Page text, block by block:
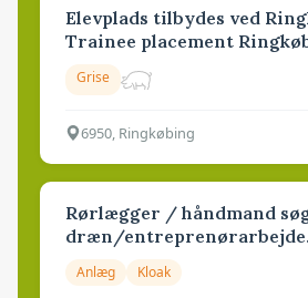
Elevplads tilbydes ved
Trainee placement
Grise
6950, Ringkøbing
Rørlægger / håndmand
dræn/entreprenørarbejde.
Anlæg Kloak